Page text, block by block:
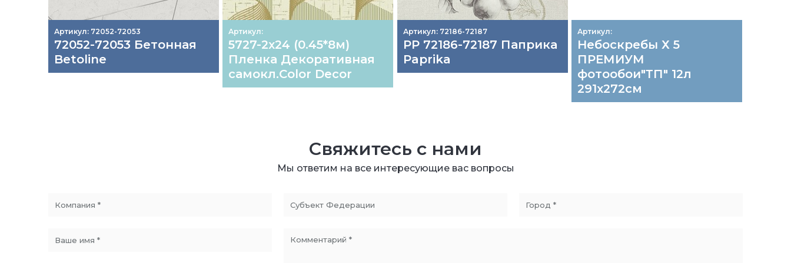
Артикул: 72052-72053
72052-72053 Бетонная
Betoline
Артикул:
5727-2х24 (0.45*8м)
Пленка Декоративная
самокл.Color Decor
Артикул: 72186-72187
РР 72186-72187 Паприка
Paprika
Артикул:
Небоскребы Х 5
ПРЕМИУМ
фотообои"ТП" 12л
291х272см
Свяжитесь с нами
Мы ответим на все интересующие вас вопросы